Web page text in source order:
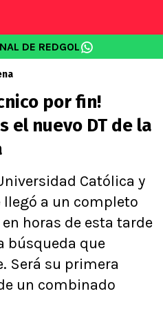
DE REDGOL
por fin!
el nuevo DT de la
Católica y
llegó a un completo
horas de esta tarde
búsqueda que
Será su primera
un combinado